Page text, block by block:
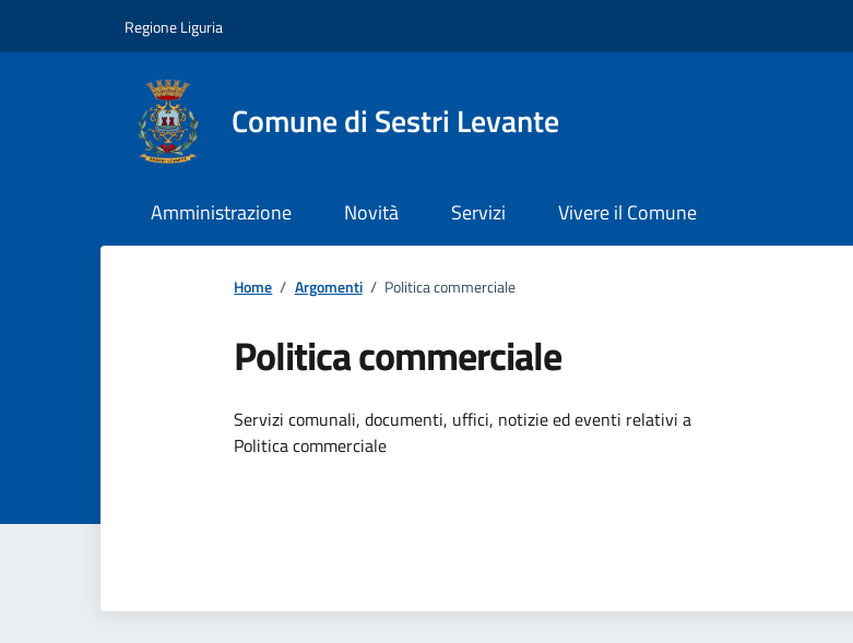
Regione Liguria
Comune di Sestri Levante
Amministrazione Novità Servizi Vivere il Comune
Home / Argomenti / Politica commerciale
Politica commerciale
Dettagli dell'argomento
Servizi comunali, documenti, uffici, notizie ed eventi relativi a
Politica commerciale